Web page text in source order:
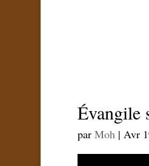
Évangile
par Moh| Avr